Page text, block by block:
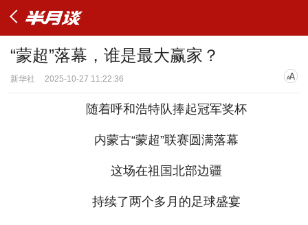
“蒙超”落幕，谁是最大赢家？
新华社 2025-10-27 11:22:36
随着呼和浩特队捧起冠军奖杯
内蒙古“蒙超”联赛圆满落幕
这场在祖国北部边疆
持续了两个多月的足球盛宴